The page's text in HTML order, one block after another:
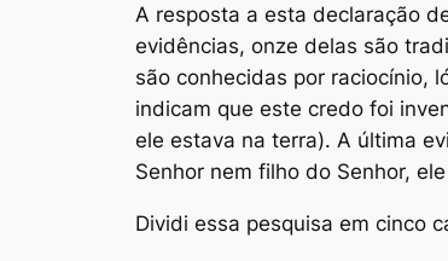
A resposta a esta declaração
evidências, onze delas são
são conhecidas por raciocínio,
indicam que este credo foi
ele estava na terra). A última
Senhor nem filho do Senhor,
Dividi essa pesquisa em cinco